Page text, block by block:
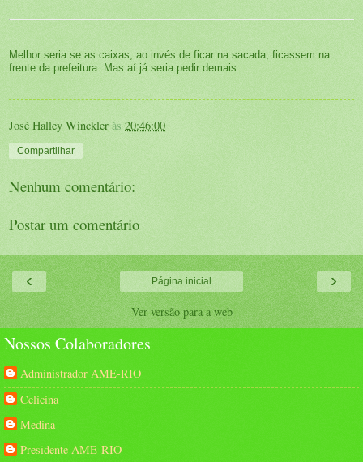
Melhor seria se as caixas, ao invés de ficar na sacada, ficassem na
frente da prefeitura. Mas aí já seria pedir demais.
José Halley Winckler às 20:46:00
Compartilhar
Nenhum comentário:
Postar um comentário
‹ ›
Página inicial
Ver versão para a web
Nossos Colaboradores
Administrador AME-RIO
Celicina
Medina
Presidente AME-RIO